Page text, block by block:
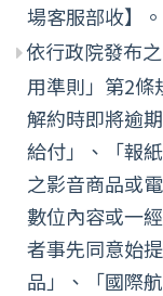
場客服部收】。
依行政院發布
用準則」第2條
解約時即將逾
給付」、「報
之影音商品或
數位內容或一
者事先同意始
品」、「國際